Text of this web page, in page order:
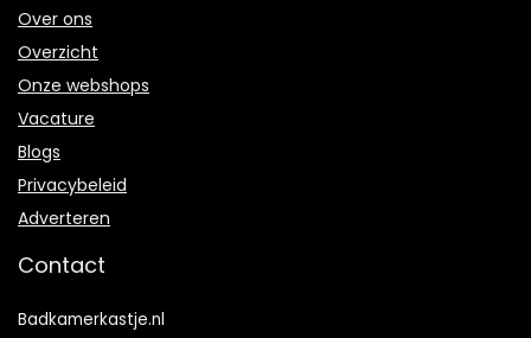
Over ons
Overzicht
Onze webshops
Vacature
Blogs
Privacybeleid
Adverteren
Contact
Badkamerkastje.nl